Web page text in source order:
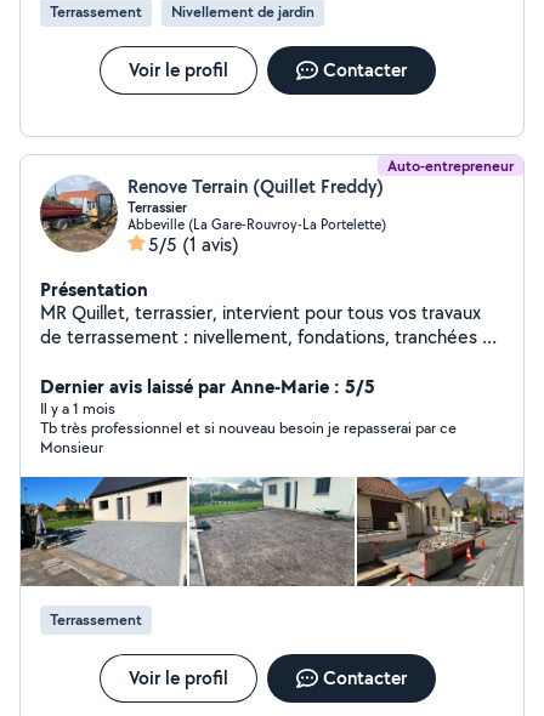
Terrassement Nivellement de jardin
Voir le profil Contacter
Auto-entrepreneur
Renove Terrain (Quillet Freddy)
Terrassier
Abbeville (La Gare-Rouvroy-La Portelette)
5/5 (1 avis)
Présentation
MR Quillet, terrassier, intervient pour tous vos travaux
de terrassement : nivellement, fondations, tranchées et
Dernier avis laissé par Anne-Marie : 5/5
Il y a 1 mois
Tb très professionnel et si nouveau besoin je repasserai par ce
Monsieur
Terrassement
Voir le profil Contacter